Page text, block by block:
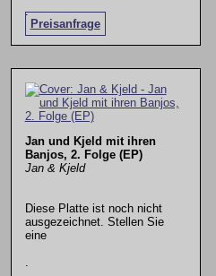
Preisanfrage
.
Jan und Kjeld mit ihren
Banjos, 2. Folge (EP)
Jan & Kjeld
Diese Platte ist noch nicht
ausgezeichnet. Stellen Sie
eine
.